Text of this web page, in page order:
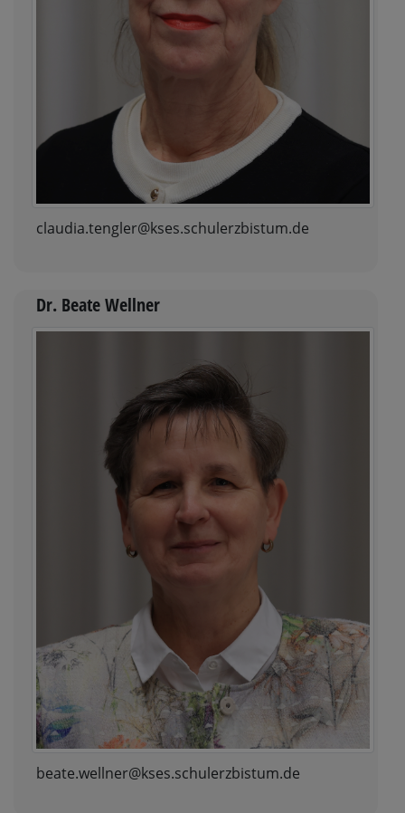
claudia.tengler@kses.schulerzbistum.de
Dr. Beate Wellner
beate.wellner@kses.schulerzbistum.de